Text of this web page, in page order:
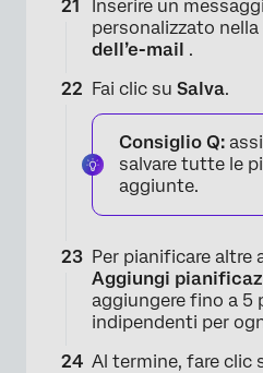
Inserire un
personalizzato nella
dell’e-mail .
Fai clic su Salva.
Consiglio Q:
salvare tutte le
aggiunte.
Per pianificare altre
Aggiungi
aggiungere fino a 5
indipendenti per
Al termine, fare clic